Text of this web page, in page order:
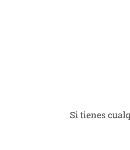
Si tienes